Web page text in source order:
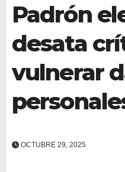
Padrón
desata
vulnerar
OCTUBRE 29, 2025